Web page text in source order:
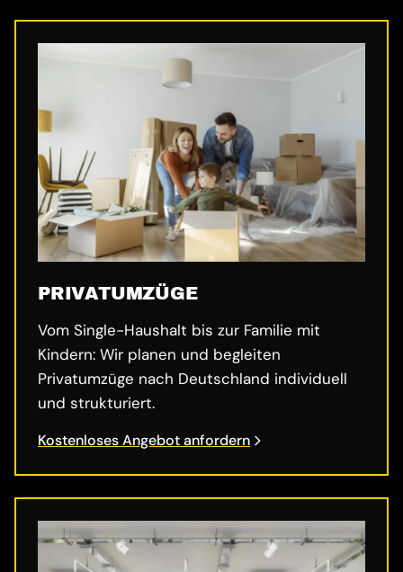
PRIVATUMZÜGE
Vom Single-Haushalt bis zur Familie mit
Kindern: Wir planen und begleiten
Privatumzüge nach Deutschland individuell
und strukturiert.
Kostenloses Angebot anfordern